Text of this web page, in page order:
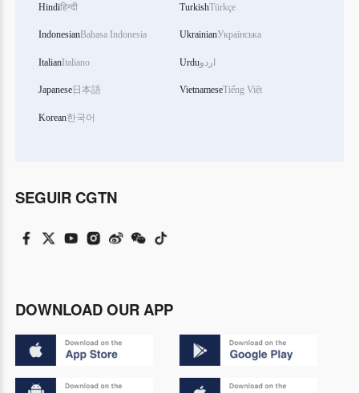
Hindiहिन्दी
IndonesianBahasa Indonesia
ItalianItaliano
Japanese日本語
Korean한국어
TurkishTürkçe
UkrainianУкраїнська
Urduاردو
VietnameseTiếng Việt
SEGUIR CGTN
DOWNLOAD OUR APP